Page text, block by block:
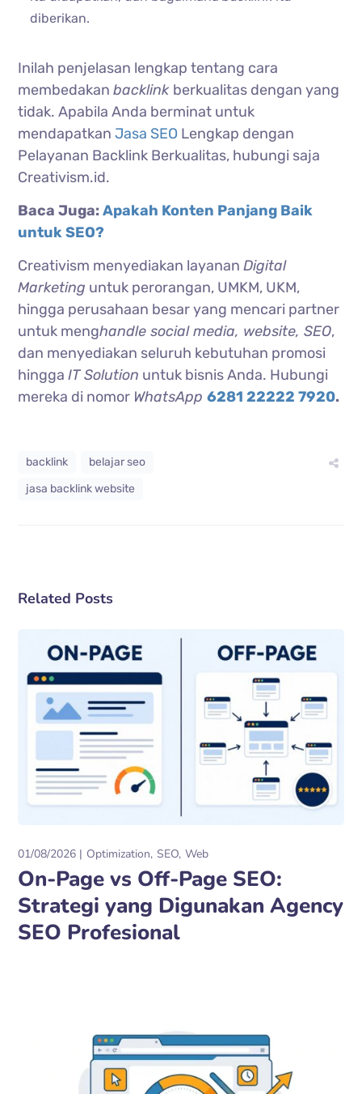
diberikan.
Inilah penjelasan lengkap tentang cara
membedakanbacklink berkualitas dengan yang
tidak. Apabila Anda berminat untuk
mendapatkanJasa SEO Lengkap dengan
Pelayanan Backlink Berkualitas, hubungi saja
Creativism.id.
Baca Juga:Apakah Konten Panjang Baik
untuk SEO?
Creativism menyediakan layananDigital
Marketing untuk perorangan, UMKM, UKM,
hingga perusahaan besar yang mencari partner
untuk menghandle social media, website, SEO,
dan menyediakan seluruh kebutuhan promosi
hinggaIT Solution untuk bisnis Anda. Hubungi
mereka di nomor WhatsApp6281 22222 7920.
backlink
belajar seo
jasa backlink website
Related Posts
01/08/2026 Optimization SEO Web
On-Page vs Off-Page SEO:
Strategi yang Digunakan Agency
SEO Profesional